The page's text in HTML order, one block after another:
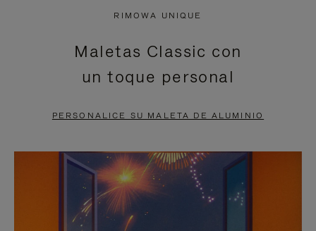
PAUSADO,
PULSE
PARA
ESTÁ
DESACTIVADO:
PULSE
ACTIVARLO.
RIMOWA UNIQUE
Maletas Classic con
un toque personal
PERSONALICE SU MALETA DE ALUMINIO